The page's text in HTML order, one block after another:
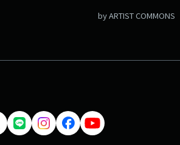
by ARTIST COMMONS